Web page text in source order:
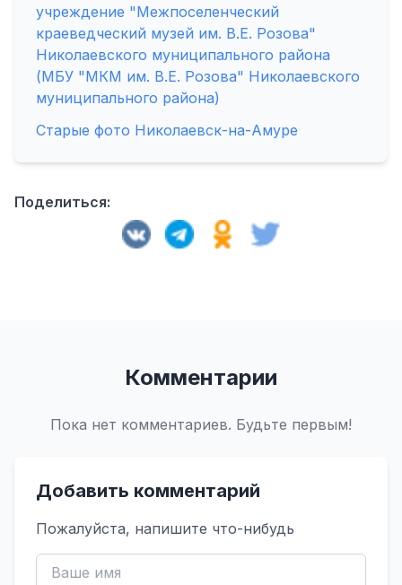
учреждение "Межпоселенческий
краеведческий музей им. В.Е. Розова"
Николаевского муниципального района
(МБУ "МКМ им. В.Е. Розова" Николаевского
муниципального района)
Старые фото Николаевск-на-Амуре
Поделиться:
Комментарии
Пока нет комментариев. Будьте первым!
Добавить комментарий
Пожалуйста, напишите что-нибудь